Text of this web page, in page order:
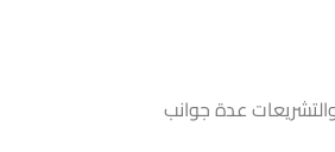
عدة جوانب